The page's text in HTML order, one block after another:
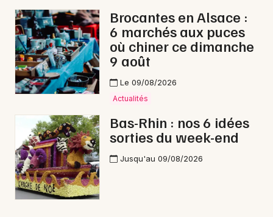
Brocantes en Alsace :
6 marchés aux puces
où chiner ce dimanche
9 août
Le 09/08/2026
Actualités
Bas-Rhin : nos 6 idées
sorties du week-end
Jusqu'au 09/08/2026